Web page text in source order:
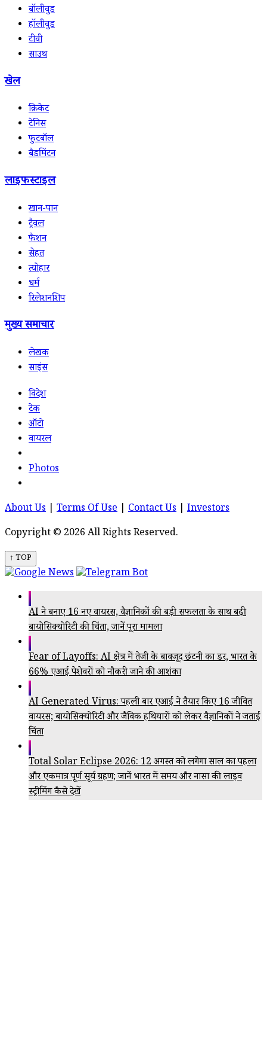
बॉलीवुड
हॉलीवुड
टीवी
साउथ
खेल
क्रिकेट
टेनिस
फुटबॉल
बैडमिंटन
लाइफस्टाइल
खान-पान
ट्रैवल
फैशन
सेहत
त्योहार
धर्म
रिलेशनशिप
मुख्य समाचार
लेखक
साइंस
विदेश
टेक
ऑटो
वायरल
Photos
About Us Terms Of Use Contact Us
Investors
Copyright © 2026 All Rights Reserved.
↑ TOP
AI ने बनाए 16 नए वायरस, वैज्ञानिकों की बड़ी सफलता के साथ बढ़ी
बायोसिक्योरिटी की चिंता, जानें पूरा मामला
Fear of Layoffs: AI क्षेत्र में तेजी के बावजूद छंटनी का डर, भारत के
66% एआई पेशेवरों को नौकरी जाने की आशंका
AI Generated Virus: पहली बार एआई ने तैयार किए 16 जीवित
वायरस; बायोसिक्योरिटी और जैविक हथियारों को लेकर वैज्ञानिकों ने जताई
चिंता
Total Solar Eclipse 2026: 12 अगस्त को लगेगा साल का पहला
और एकमात्र पूर्ण सूर्य ग्रहण; जानें भारत में समय और नासा की लाइव
स्ट्रीमिंग कैसे देखें